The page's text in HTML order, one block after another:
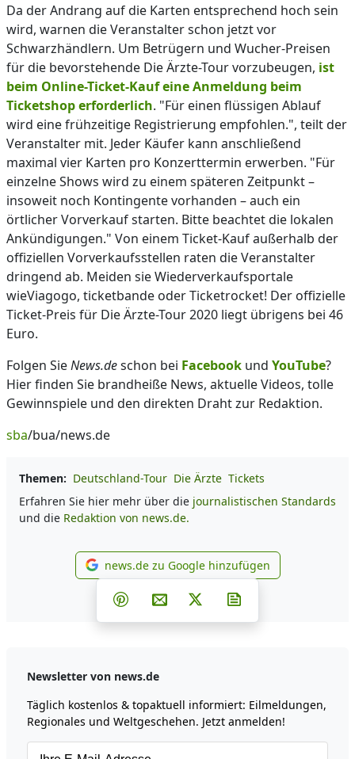
Da der Andrang auf die Karten entsprechend hoch sein
wird, warnen die Veranstalter schon jetzt vor
Schwarzhändlern. Um Betrügern und Wucher-Preisen
für die bevorstehende Die Ärzte-Tour vorzubeugen, ist
beim Online-Ticket-Kauf eine Anmeldung beim
Ticketshop erforderlich. "Für einen flüssigen Ablauf
wird eine frühzeitige Registrierung empfohlen.", teilt der
Veranstalter mit. Jeder Käufer kann anschließend
maximal vier Karten pro Konzerttermin erwerben. "Für
einzelne Shows wird zu einem späteren Zeitpunkt –
insoweit noch Kontingente vorhanden – auch ein
örtlicher Vorverkauf starten. Bitte beachtet die lokalen
Ankündigungen." Von einem Ticket-Kauf außerhalb der
offiziellen Vorverkaufsstellen raten die Veranstalter
dringend ab. Meiden sie Wiederverkaufsportale
wieViagogo, ticketbande oder Ticketrocket! Der offizielle
Ticket-Preis für Die Ärzte-Tour 2020 liegt übrigens bei 46
Euro.
Folgen SieNews.deschon bei Facebook und YouTube?
Hier finden Sie brandheiße News, aktuelle Videos, tolle
Gewinnspiele und den direkten Draht zur Redaktion.
sba/bua/news.de
Themen: Deutschland-Tour Die Ärzte Tickets
Erfahren Sie hier mehr über die journalistischen Standards
und die Redaktion von news.de.
news.de zu Google
news.de zu Google hinzufügen
Teilen auf Facebook
Teilen auf Whatsapp
Teilen auf Telegram
Teilen auf Pinterest
Per E-Mail teilen
Post auf X
Newsletter von news.de
Täglich kostenlos & topaktuell informiert: Eilmeldungen,
Regionales und Weltgeschehen. Jetzt anmelden!